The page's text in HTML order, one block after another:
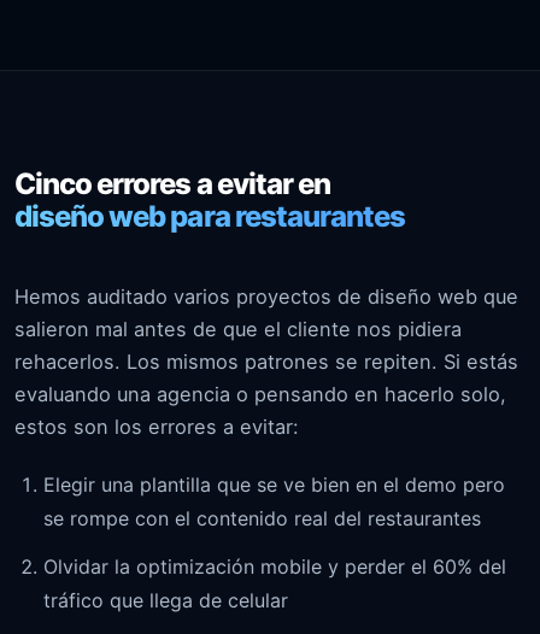
Cinco errores a evitar en
diseño web para restaurantes
Hemos auditado varios proyectos de diseño web que
salieron mal antes de que el cliente nos pidiera
rehacerlos. Los mismos patrones se repiten. Si estás
evaluando una agencia o pensando en hacerlo solo,
estos son los errores a evitar:
Elegir una plantilla que se ve bien en el demo pero
se rompe con el contenido real del restaurantes
Olvidar la optimización mobile y perder el 60% del
tráfico que llega de celular